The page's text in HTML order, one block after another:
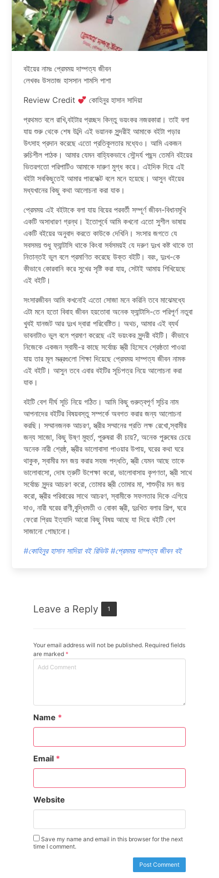
বইয়ের নামঃ প্রেমময় দাম্পত্য জীবন
লেখকঃ উসতাজ হাসসান শামসি পাশা
Review Credit
কোহিনুর হাসান সাদিয়া
প্রথমত বলে রাখি,বইটার প্রচ্ছদ কিন্তু ভয়ংকর নজরকারা। তাই বলা
যায় শুরু থেকে শেষ উব্দি এই ভয়ানক সুন্দরীই আমাকে বইটা পড়ার
উৎসাহ প্রদান করেছে এতো প্রতিকূলতার মধ্যেও। আমি একজন
রুচিশীল পাঠক। আমার যেমন বাহ্যিকভাবে সৌন্দর্য পছন্দ তেমনি বইয়ের
ভিতরগতো পরিপাটিও আমাকে দারুণ মুগ্ধ করে। এইদিক দিয়ে এই
বইটা সবকিছুতেই আমার পারফেক্ট বলে মনে হয়েছে। আসুন বইয়ের
মধ্যখানের কিছু কথা আলোচনা করা যাক।
প্রেমময় এই বইটাকে বলা যায় বিয়ের পরবর্তী সম্পূর্ণ জীবন-বিধানমূখি
একটি অসাধারণ গ্রন্থ। ইতোপূর্বে আমি কখনো এতো সুশীল ভাষায়
একটি বইয়ের অনুবাদ করতে কাউকে দেখিনি। সংসার জগতে যে
সবসময় শুধু ফ্যান্টাসি থাকে কিংবা সর্বসময়ই যে দরুণ দুঃখ কষ্ট থাকে তা
নিতান্তই ভুল বলে প্রমাণিত করেছে উক্ত বইটি। বরং, দুঃখ-কে
কীভাবে কোরবানি করে সুখের সৃষ্টি করা যায়, সেটাই আমায় শিখিয়েছে
এই বইটি।
সংসারজীবন আমি কখনোই এতো সোজা মনে করিনি তবে মাঝেমধ্যে
এটা মনে হতো বিবাহ জীবন হয়তোবা অনেক ফ্যান্টাসি-তে পরিপূর্ণ নতুবা
খুবই যানজট আর দুঃখ দ্বারা পরিবেষ্টিত। অথচ, আমার এই ব্যর্থ
ভাবনাটাও ভুল বলে প্রমাণ করেছে এই ভয়ংকর সুন্দরী বইটি। কীভাবে
নিজেকে একজন স্বামী-র কাছে সর্বোচ্চ স্ত্রী হিসেবে শ্রেষ্ঠতা পাওয়া
যায় তার মূল মন্ত্রগুলো শিক্ষা দিয়েছে প্রেমময় দাম্পত্য জীবন নামক
এই বইটি। আসুন তবে এবার বইটির সূচিপত্র নিয়ে আলোচনা করা
যাক।
বইটি বেশ দীর্ঘ সূচি নিয়ে গঠিত। আমি কিছু গুরুত্বপূর্ণ সূচির নাম
আপনাদের বইটির বিষয়বস্তু সম্পর্কে অবগত করার জন্য আলোচনা
করছি। সম্মানজনক আচরণ, স্ত্রীর সম্মানের প্রতি লক্ষ রেখো,স্বামীর
জন্য সাজো, কিছু উষ্ণ মুহুর্ত, পুরুষরা কী চায়?, অনেক পুরুষের চেয়ে
অনেক নারী শ্রেষ্ঠ, স্ত্রীর ভালোবাসা পাওয়ার উপায়, ঘরের কথা ঘরে
থাকুক, স্বামীর মন জয় করার সহজ পদ্ধতি, স্ত্রী যেমন আছে তাকে
ভালোবাসো, দোষ ত্রুটি উপেক্ষা করো, ভালোবাসায় কৃপণতা, স্ত্রী সাথে
সর্বোচ্চ সুন্দর আচরণ করো, তোমার স্ত্রী তোমার মা, শাশুড়ীর মন জয়
করো, স্ত্রীর পরিবারের সাথে আচরণ, স্বামীকে সফলতার দিকে এগিয়ে
দাও, নারী ঘরের রাণী,বুদ্ধিমতী ও বোকা স্ত্রী, দুঃখিত বলার শিল্প, ঘরে
ফেরো প্রিয় ইত্যাদি আরো কিছু বিষয় আছে যা দিয়ে বইটি বেশ
সাজানো গোছানো।
#কোহিনুর হাসান সাদিয়া বই রিভিউ #প্রেমময় দাম্পত্য জীবন বই
Leave a Reply 1
Your email address will not be published. Required fields
are marked *
Name *
Email *
Website
Save my name and email in this browser for the next
time I comment.